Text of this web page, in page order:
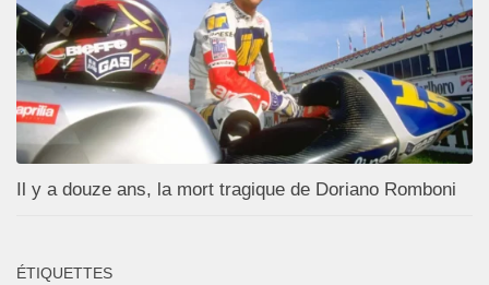
Il y a douze ans, la mort tragique de Doriano Romboni
ÉTIQUETTES